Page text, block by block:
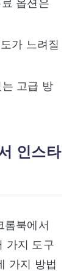
가 느려질
고급 방
인스타
롬북에서
가지 도구
가지 방법